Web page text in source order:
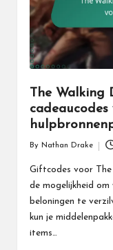
The Walking
cadeaucodes
by
By Nathan Drake
Giftcodes voor The
de mogelijkheid om
beloningen te
kun je
items…